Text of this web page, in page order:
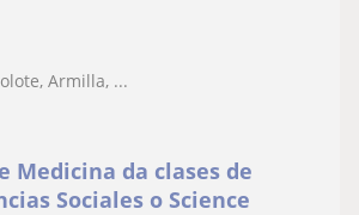
Armilla, ...
Medicina da clases de
Sociales o Science